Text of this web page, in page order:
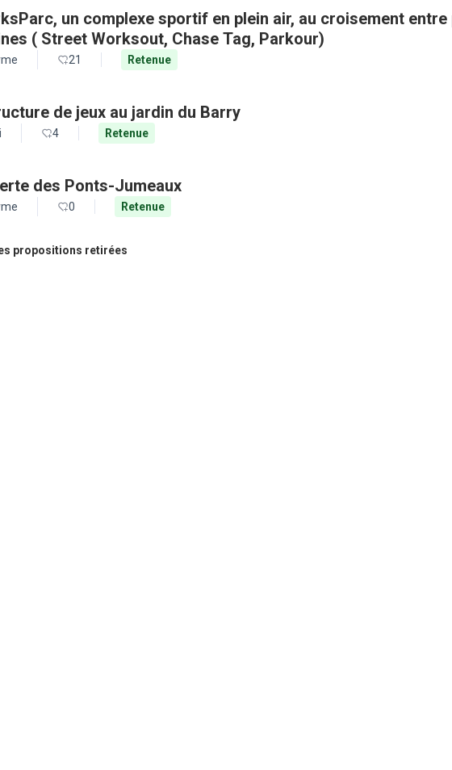
un complexe sportif en plein air, au croisement
( Street Worksout, Chase Tag, Parkour)
21 Retenue
de jeux au jardin du Barry
4 Retenue
des Ponts-Jumeaux
0 Retenue
propositions retirées